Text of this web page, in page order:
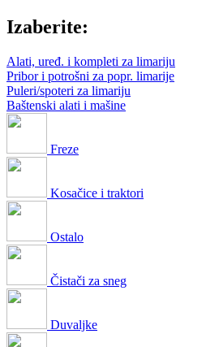
Izaberite:
Alati, uređ. i kompleti za limariju
Pribor i potrošni za popr. limarije
Puleri/spoteri za limariju
Baštenski alati i mašine
Freze
Kosačice i traktori
Ostalo
Čistači za sneg
Duvaljke